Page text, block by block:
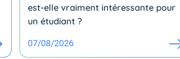
est-elle vraiment intéressante pour
un étudiant ?
07/08/2026